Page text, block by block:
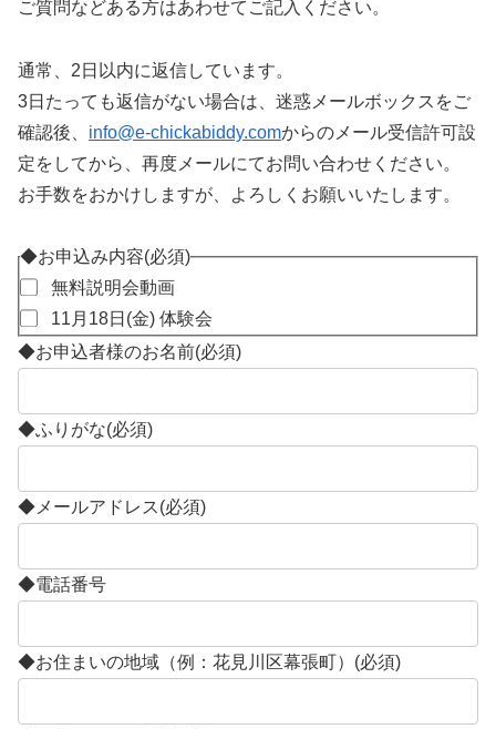
ご質問などある方はあわせてご記入ください。
通常、2日以内に返信しています。
3日たっても返信がない場合は、迷惑メールボックスをご
確認後、 info@e-chickabiddy.comからのメール受信許可設
定をしてから、再度メールにてお問い合わせください。
お手数をおかけしますが、よろしくお願いいたします。
◆お申込み内容(必須)
無料説明会動画
11月18日(金) 体験会
◆お申込者様のお名前(必須)
◆ふりがな(必須)
◆メールアドレス(必須)
◆電話番号
◆お住まいの地域（例：花見川区幕張町） (必須)